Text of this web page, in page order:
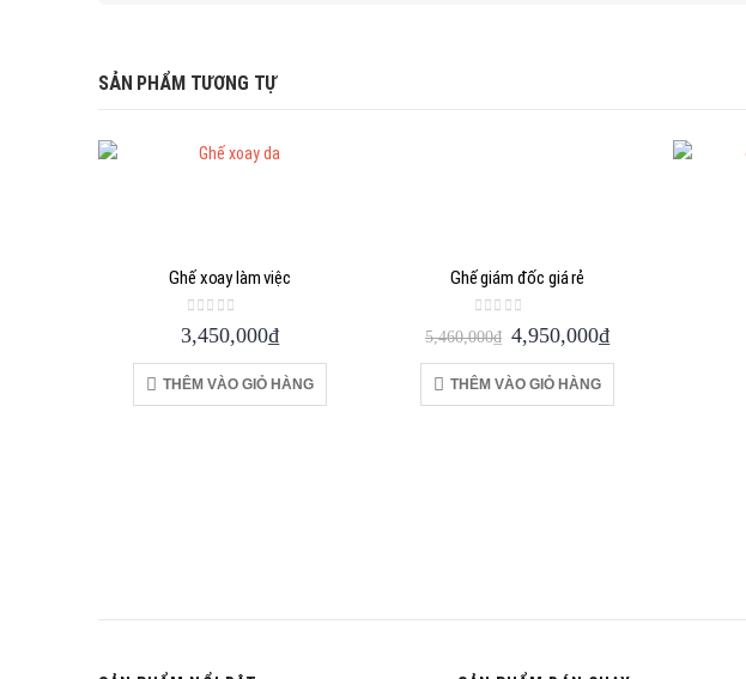
SẢN PHẨM TƯƠNG TỰ
Ghế xoay làm việc
0 out of 5
3,450,000₫
THÊM VÀO GIỎ HÀNG
Ghế giám đốc giá rẻ
0 out of 5
5,460,000₫ Giá
là:
4,950,000₫Giá
THÊM VÀO GIỎ HÀNG